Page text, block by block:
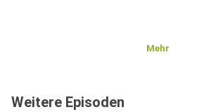
Mehr
Weitere Episoden